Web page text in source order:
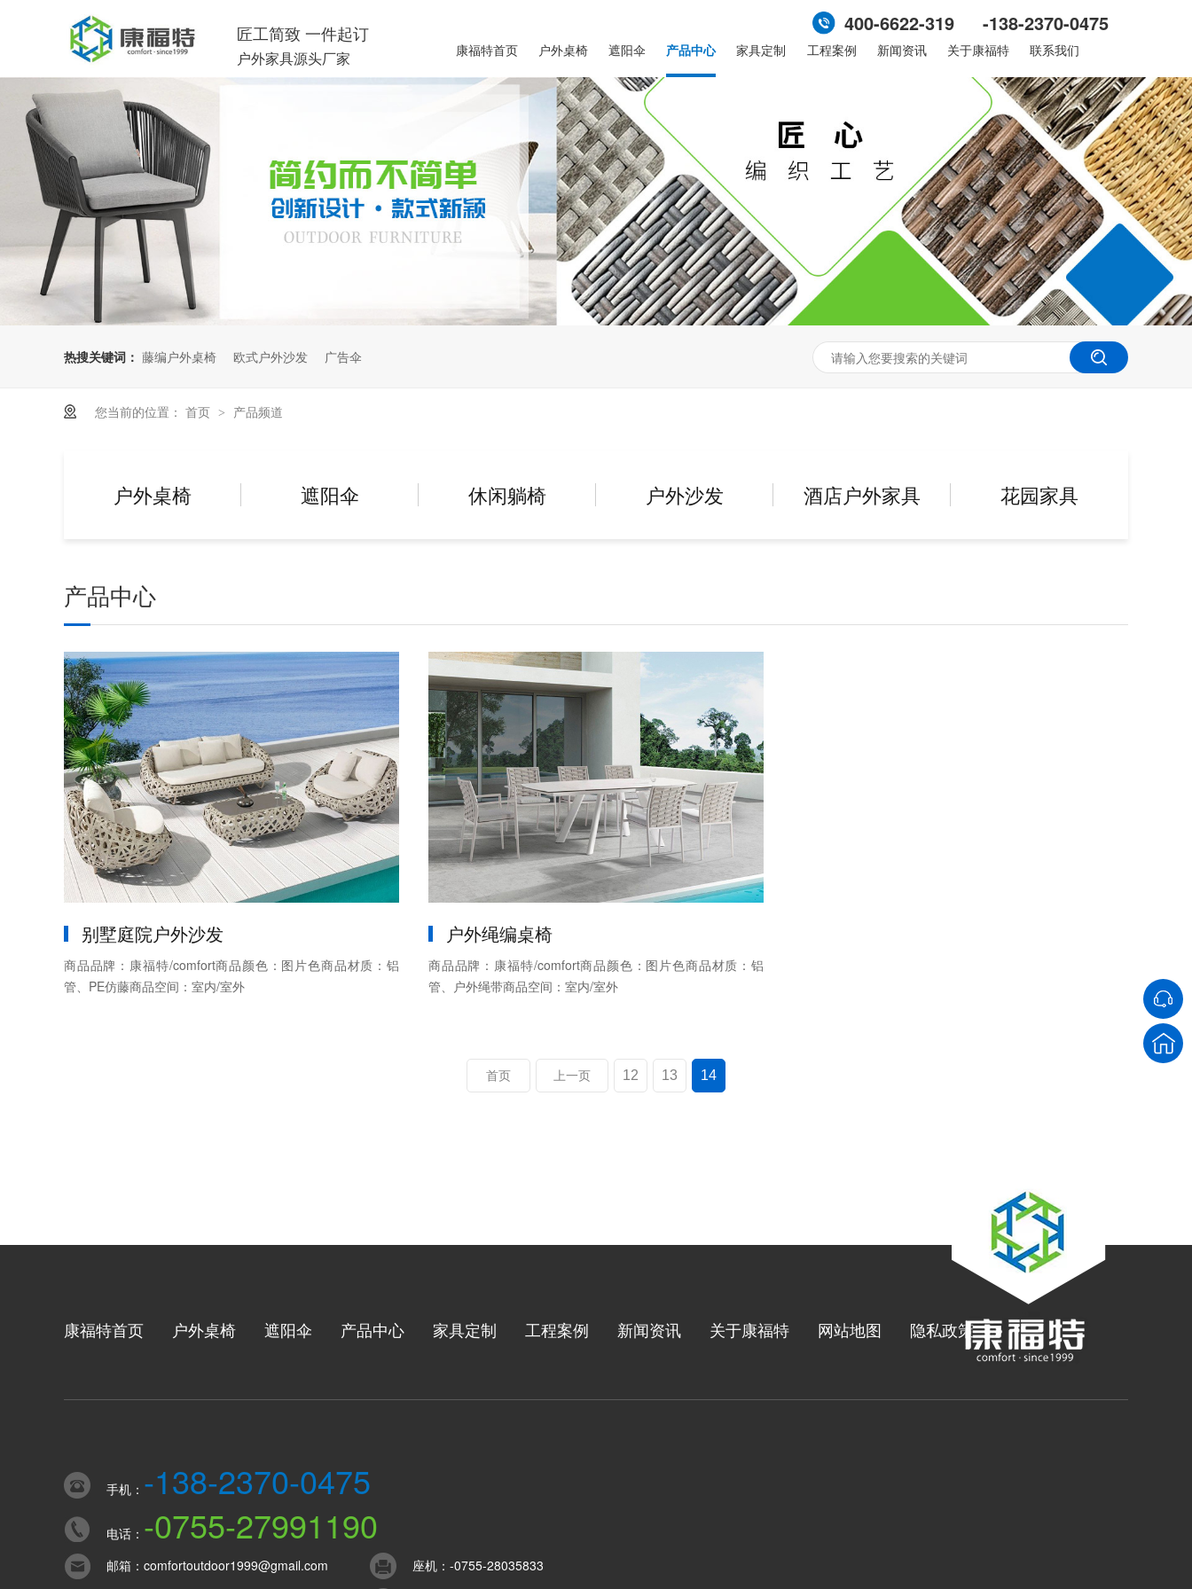
匠工简致 一件起订
户外家具源头厂家
400-6622-319 -138-2370-0475
康福特首页 户外桌椅 遮阳伞 产品中心 家具定制 工程案例 新闻资讯 关于康福特 联系我们
热搜关键词： 藤编户外桌椅 欧式户外沙发 广告伞
您当前的位置： 首页 > 产品频道
户外桌椅 遮阳伞 休闲躺椅 户外沙发 酒店户外家具 花园家具
产品中心
别墅庭院户外沙发
商品品牌：康福特/comfort商品颜色：图片色商品材质：铝
管、PE仿藤商品空间：室内/室外
户外绳编桌椅
商品品牌：康福特/comfort商品颜色：图片色商品材质：铝
管、户外绳带商品空间：室内/室外
首页 上一页 12 13 14
康福特首页 户外桌椅 遮阳伞 产品中心 家具定制 工程案例 新闻资讯 关于康福特 网站地图 隐私政策
手机： -138-2370-0475
电话： -0755-27991190
邮箱： comfortoutdoor1999@gmail.com 座机：-0755-28035833